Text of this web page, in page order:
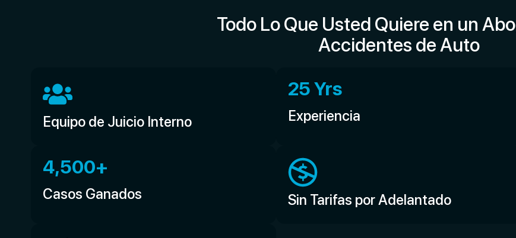
Todo Lo Que Usted Quiere en un
Accidentes de Auto
Equipo de Juicio Interno Experiencia
25 Yrs
Casos Ganados
4,500+
Sin Tarifas por Adelantado